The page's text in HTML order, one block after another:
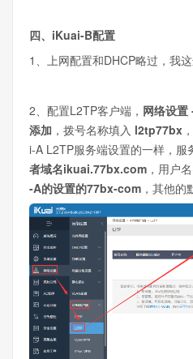
四、iKuai-B配置
1、上网配置和DHCP略过，我这
2、配置L2TP客户端， 网络设置
添加 ，拨号名称填入 l2tp77bx
i-A L2TP服务端设置的一样，服
者域名ikuai.77bx.com ，用户
-A的设置的77bx-com ，其他的